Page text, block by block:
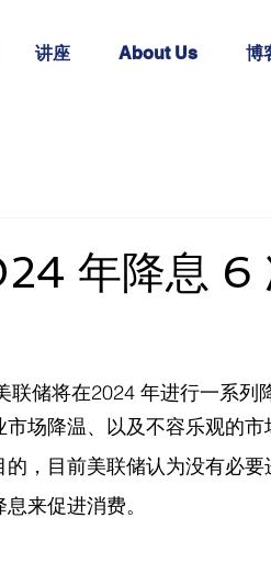
讲座 About Us 博
年降息 6
储将在2024 年进行一系列
场降温、以及不容乐观的市
，目前美联储认为没有必要
来促进消费。